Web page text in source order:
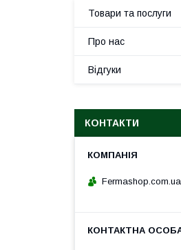
Товари та послуги
Про нас
Відгуки
КОНТАКТИ
Fermashop.com.ua